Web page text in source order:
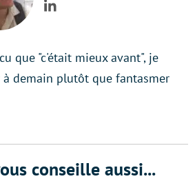
LinkedIn
que "c'était mieux avant", je
demain plutôt que fantasmer
conseille aussi...